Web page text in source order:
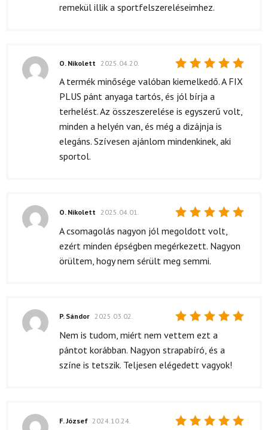
remekül illik a sportfelszereléseimhez.
Értékelés:
O. Nikolett 2025.04.20.
A termék minősége valóban kiemelkedő. A FIX
PLUS pánt anyaga tartós, és jól bírja a
terhelést. Az összeszerelése is egyszerű volt,
minden a helyén van, és még a dizájnja is
elegáns. Szívesen ajánlom mindenkinek, aki
sportol.
Értékelés:
5
O. Nikolett 2025.04.01.
A csomagolás nagyon jól megoldott volt,
ezért minden épségben megérkezett. Nagyon
örültem, hogy nem sérült meg semmi.
Értékelés:
P. Sándor 2025.03.02.
Nem is tudom, miért nem vettem ezt a
pántot korábban. Nagyon strapabíró, és a
színe is tetszik. Teljesen elégedett vagyok!
F. József 2024.10.24.